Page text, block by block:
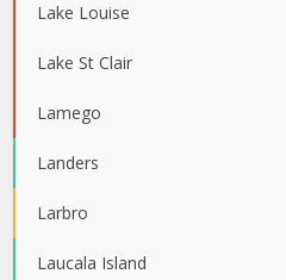
Lake Louise
Lake St Clair
Lamego
Landers
Larbro
Laucala Island